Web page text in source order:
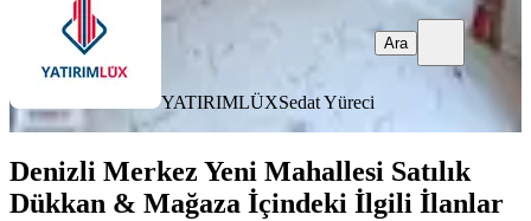
YATIRIMLÜXSedat Yüreci
Ara
Denizli Merkez Yeni Mahallesi Satılık
Dükkan & Mağaza İçindeki İlgili İlanlar